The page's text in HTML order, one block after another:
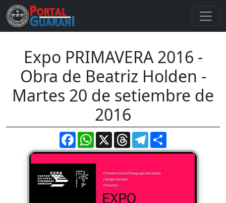
Expo PRIMAVERA 2016 -
Obra de Beatriz Holden -
Martes 20 de setiembre de
2016
FacebookWhatsApp
X ThreadsTelegram